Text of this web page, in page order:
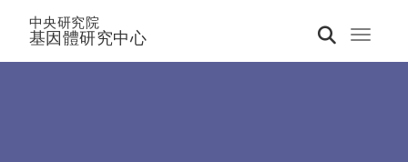
Toggle
中央研究院
基因體研究中心